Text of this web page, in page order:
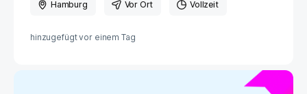
Hamburg Vor Ort Vollzeit
hinzugefügt vor einem Tag